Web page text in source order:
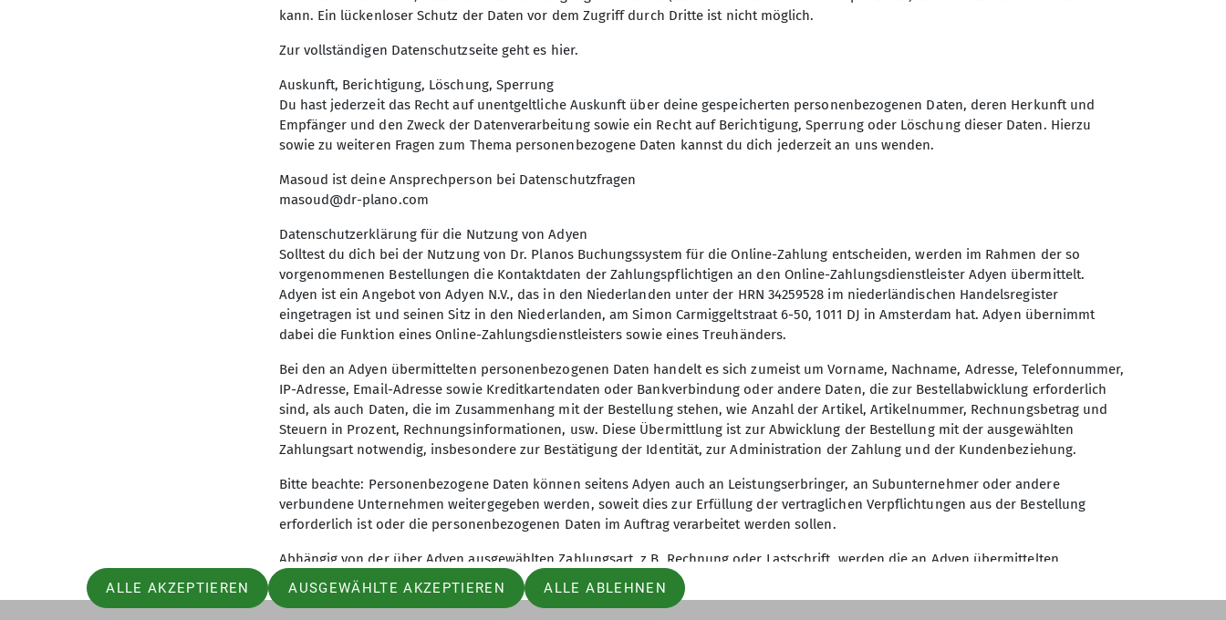
Sitzung Bundesverband 2Tage alle 2 Jahre.
Trainerausbildung im DAV von Vorteil aber nicht Bedingung.
Sektionsarchiv Artikel Archiv
Mörscher Straße 89
67227 Frankenthal
Telefon +496233366157
kann. Ein lückenloser Schutz der Daten vor dem Zugriff durch Dritte ist nicht möglich.
Zur vollständigen Datenschutzseite geht es hier.
Auskunft, Berichtigung, Löschung, Sperrung
Du hast jederzeit das Recht auf unentgeltliche Auskunft über deine gespeicherten personenbezogenen Daten, deren Herkunft und
Empfänger und den Zweck der Datenverarbeitung sowie ein Recht auf Berichtigung, Sperrung oder Löschung dieser Daten. Hierzu
sowie zu weiteren Fragen zum Thema personenbezogene Daten kannst du dich jederzeit an uns wenden.
Masoud ist deine Ansprechperson bei Datenschutzfragen
masoud@dr-plano.com
Datenschutzerklärung für die Nutzung von Adyen
Solltest du dich bei der Nutzung von Dr. Planos Buchungssystem für die Online-Zahlung entscheiden, werden im Rahmen der so
vorgenommenen Bestellungen die Kontaktdaten der Zahlungspflichtigen an den Online-Zahlungsdienstleister Adyen übermittelt.
Adyen ist ein Angebot von Adyen N.V., das in den Niederlanden unter der HRN 34259528 im niederländischen Handelsregister
eingetragen ist und seinen Sitz in den Niederlanden, am Simon Carmiggeltstraat 6-50, 1011 DJ in Amsterdam hat. Adyen übernimmt
dabei die Funktion eines Online-Zahlungsdienstleisters sowie eines Treuhänders.
Bei den an Adyen übermittelten personenbezogenen Daten handelt es sich zumeist um Vorname, Nachname, Adresse, Telefonnummer,
IP-Adresse, Email-Adresse sowie Kreditkartendaten oder Bankverbindung oder andere Daten, die zur Bestellabwicklung erforderlich
sind, als auch Daten, die im Zusammenhang mit der Bestellung stehen, wie Anzahl der Artikel, Artikelnummer, Rechnungsbetrag und
Steuern in Prozent, Rechnungsinformationen, usw. Diese Übermittlung ist zur Abwicklung der Bestellung mit der ausgewählten
Zahlungsart notwendig, insbesondere zur Bestätigung der Identität, zur Administration der Zahlung und der Kundenbeziehung.
Bitte beachte: Personenbezogene Daten können seitens Adyen auch an Leistungserbringer, an Subunternehmer oder andere
verbundene Unternehmen weitergegeben werden, soweit dies zur Erfüllung der vertraglichen Verpflichtungen aus der Bestellung
erforderlich ist oder die personenbezogenen Daten im Auftrag verarbeitet werden sollen.
Abhängig von der über Adyen ausgewählten Zahlungsart, z.B. Rechnung oder Lastschrift, werden die an Adyen übermittelten
personenbezogenen Daten von Adyen an Wirtschaftsauskunfteien übermittelt. Diese Übermittlung dient der Identitäts- und
Bonitätsprüfung in Bezug auf die getätigte Bestellung. Um welche Auskunfteien es sich hierbei handelt und welche Daten von Adyen
ALLE AKZEPTIEREN AUSGEWÄHLTE AKZEPTIEREN ALLE ABLEHNEN